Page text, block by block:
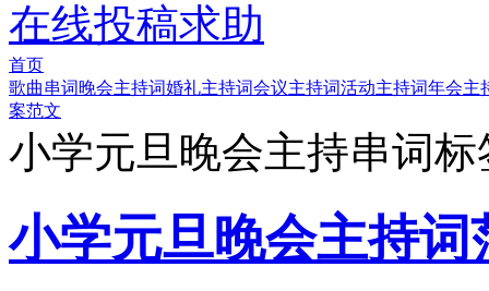
在线投稿求助
首页
歌曲串词晚会主持词婚礼主持词会议主持词活动主持词年会主
案范文
小学元旦晚会主持串词标
小学元旦晚会主持词